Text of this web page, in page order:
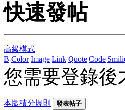
快速發帖
高級模式
B Color Image Link Quote Code
您需要登錄後
本版積分規則 發表帖子